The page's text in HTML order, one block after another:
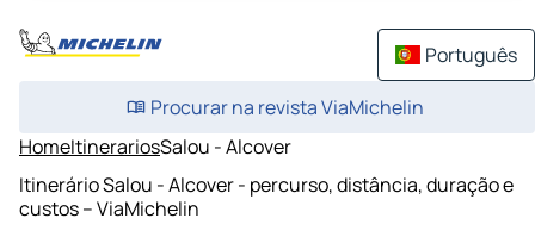
Português
Procurar na revista ViaMichelin
HomeItinerariosSalou - Alcover
Itinerário Salou - Alcover - percurso, distância, duração e
custos – ViaMichelin